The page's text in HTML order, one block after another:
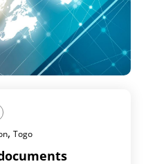
,Togo